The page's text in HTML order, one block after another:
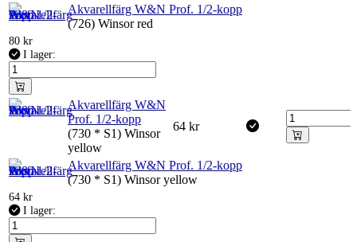
Akvarellfärg W&N Prof. 1/2-kopp
(726) Winsor red
80 kr
I lager:
Akvarellfärg W&N
Prof. 1/2-kopp
(730 * S1) Winsor
yellow
64 kr
Akvarellfärg W&N Prof. 1/2-kopp
(730 * S1) Winsor yellow
64 kr
I lager: